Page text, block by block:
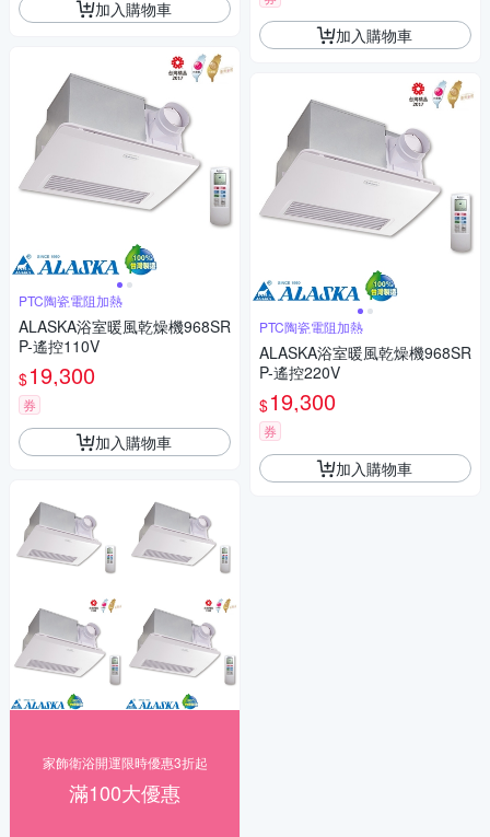
加入購物車
PTC陶瓷電阻加熱
ALASKA浴室暖風乾燥機968SR
P-遙控110V
$19,300
券
加入購物車
家飾衛浴開運限時優惠3折起
滿100大優惠
加入購物車
PTC陶瓷電阻加熱
ALASKA浴室暖風乾燥機968SR
P-遙控220V
$19,300
券
加入購物車